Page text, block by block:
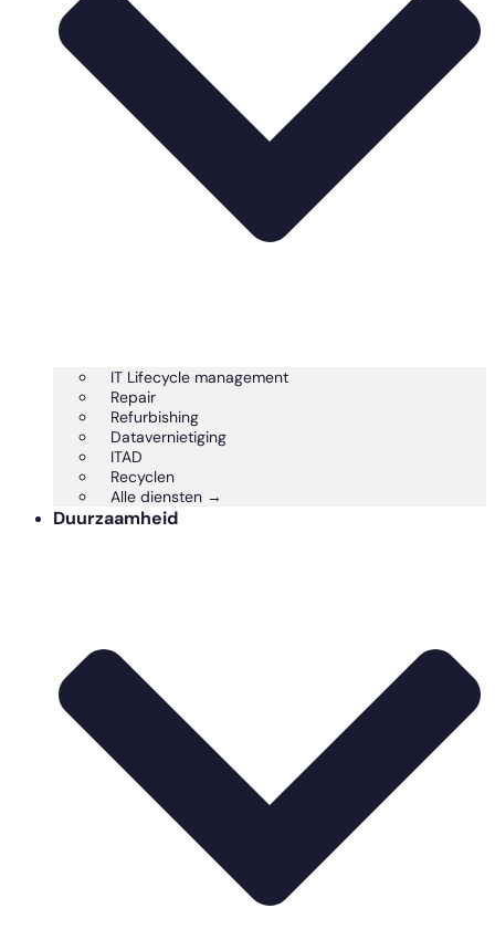
IT Lifecycle management
Repair
Refurbishing
Datavernietiging
ITAD
Recyclen
Alle diensten →
Duurzaamheid